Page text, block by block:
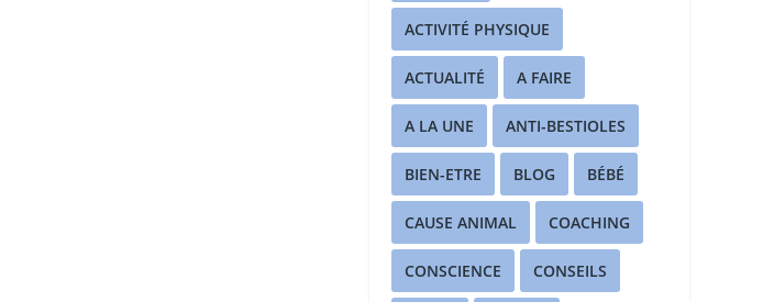
ACTIVITÉ PHYSIQUE
ACTUALITÉ A FAIRE
A LA UNE ANTI-BESTIOLES
BIEN-ETRE BLOG BÉBÉ
CAUSE ANIMAL COACHING
CONSCIENCE CONSEILS